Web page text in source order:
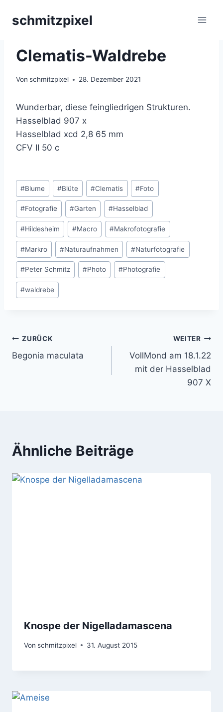
Inhaltschmitzpixel
Clematis-Waldrebe
Von schmitzpixel 28. Dezember 2021
Wunderbar, diese feingliedrigen Strukturen.
Hasselblad 907 x
Hasselblad xcd 2,8 65 mm
CFV II 50 c
Schlagworte:
#Blume #Blüte #Clematis #Foto
#Fotografie #Garten #Hasselblad
#Hildesheim #Macro #Makrofotografie
#Markro #Naturaufnahmen #Naturfotografie
#Peter Schmitz #Photo #Photografie
#waldrebe
Beitragsnavigation
ZURÜCK
Begonia maculata
WEITER
VollMond am 18.1.22
mit der Hasselblad
907 X
Ähnliche Beiträge
Knospe der Nigelladamascena
Von schmitzpixel 31. August 2015